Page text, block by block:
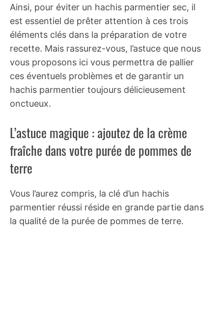
Ainsi, pour éviter un hachis parmentier sec, il
est essentiel de prêter attention à ces trois
éléments clés dans la préparation de votre
recette. Mais rassurez-vous, l’astuce que nous
vous proposons ici vous permettra de pallier
ces éventuels problèmes et de garantir un
hachis parmentier toujours délicieusement
onctueux.
L’astuce magique : ajoutez de la crème
fraîche dans votre purée de pommes de
terre
Vous l’aurez compris, la clé d’un hachis
parmentier réussi réside en grande partie dans
la qualité de la purée de pommes de terre.